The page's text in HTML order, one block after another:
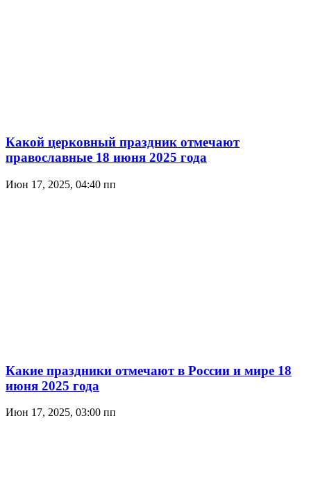
Какой церковный праздник отмечают
православные 18 июня 2025 года
Июн 17, 2025, 04:40 пп
Какие праздники отмечают в России и мире 18
июня 2025 года
Июн 17, 2025, 03:00 пп